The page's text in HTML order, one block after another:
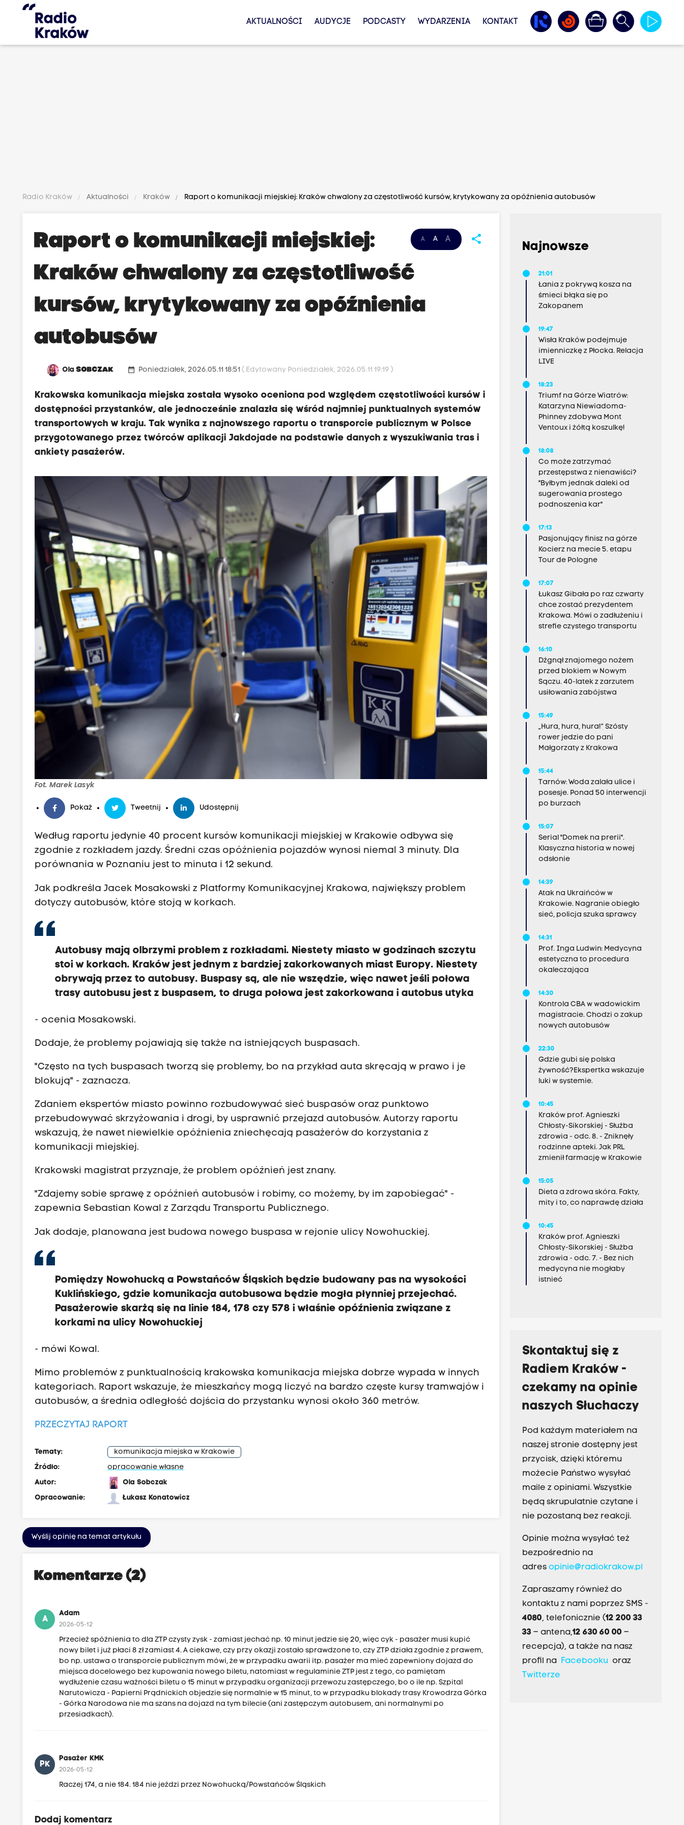
AKTUALNOŚCI AUDYCJE PODCASTY WYDARZENIA KONTAKT
Radio Kraków Aktualności Kraków Raport o komunikacji miejskiej: Kraków chwalony za częstotliwość kursów, krytykowany za opóźnienia autobusów
A A A share
Raport o komunikacji miejskiej:
Kraków chwalony za częstotliwość
kursów, krytykowany za opóźnienia
autobusów
OlaSOBCZAK date_range Poniedziałek, 2026.05.11 18:51( Edytowany Poniedziałek, 2026.05.11 19:19 )
Krakowska komunikacja miejska została wysoko oceniona pod względem częstotliwości kursów i
dostępności przystanków, ale jednocześnie znalazła się wśród najmniej punktualnych systemów
transportowych w kraju. Tak wynika z najnowszego raportu o transporcie publicznym w Polsce
przygotowanego przez twórców aplikacji Jakdojade na podstawie danych z wyszukiwania tras i
ankiety pasażerów.
Fot. Marek Lasyk
Pokaż Tweetnij Udostępnij
Według raportu jedynie 40 procent kursów komunikacji miejskiej w Krakowie odbywa się
zgodnie z rozkładem jazdy. Średni czas opóźnienia pojazdów wynosi niemal 3 minuty. Dla
porównania w Poznaniu jest to minuta i 12 sekund.
Jak podkreśla Jacek Mosakowski z Platformy Komunikacyjnej Krakowa, największy problem
dotyczy autobusów, które stoją w korkach.
Autobusy mają olbrzymi problem z rozkładami. Niestety miasto w godzinach szczytu
stoi w korkach. Kraków jest jednym z bardziej zakorkowanych miast Europy. Niestety
obrywają przez to autobusy. Buspasy są, ale nie wszędzie, więc nawet jeśli połowa
trasy autobusu jest z buspasem, to druga połowa jest zakorkowana i autobus utyka
- ocenia Mosakowski.
Dodaje, że problemy pojawiają się także na istniejących buspasach.
"Często na tych buspasach tworzą się problemy, bo na przykład auta skręcają w prawo i je
blokują" - zaznacza.
Zdaniem ekspertów miasto powinno rozbudowywać sieć buspasów oraz punktowo
przebudowywać skrzyżowania i drogi, by usprawnić przejazd autobusów. Autorzy raportu
wskazują, że nawet niewielkie opóźnienia zniechęcają pasażerów do korzystania z
komunikacji miejskiej.
Krakowski magistrat przyznaje, że problem opóźnień jest znany.
"Zdajemy sobie sprawę z opóźnień autobusów i robimy, co możemy, by im zapobiegać" -
zapewnia Sebastian Kowal z Zarządu Transportu Publicznego.
Jak dodaje, planowana jest budowa nowego buspasa w rejonie ulicy Nowohuckiej.
Pomiędzy Nowohucką a Powstańców Śląskich będzie budowany pas na wysokości
Kuklińskiego, gdzie komunikacja autobusowa będzie mogła płynniej przejechać.
Pasażerowie skarżą się na linie 184, 178 czy 578 i właśnie opóźnienia związane z
korkami na ulicy Nowohuckiej
- mówi Kowal.
Mimo problemów z punktualnością krakowska komunikacja miejska dobrze wypada w innych
kategoriach. Raport wskazuje, że mieszkańcy mogą liczyć na bardzo częste kursy tramwajów i
autobusów, a średnia odległość dojścia do przystanku wynosi około 360 metrów.
PRZECZYTAJ RAPORT
Tematy:
komunikacja miejska w Krakowie
Źródło:
opracowanie własne
Autor:
Ola Sobczak
Opracowanie:
Łukasz Konatowicz
Wyślij opinię na temat artykułu
Komentarze (2)
A
Adam
2026-05-12
Przecież spóźnienia to dla ZTP czysty zysk - zamiast jechać np. 10 minut jedzie się 20, więc cyk - pasażer musi kupić
nowy bilet i już płaci 8 zł zamiast 4. A ciekawe, czy przy okazji zostało sprawdzone to, czy ZTP działa zgodnie z prawem,
bo np. ustawa o transporcie publicznym mówi, że w przypadku awarii itp. pasażer ma mieć zapewniony dojazd do
miejsca docelowego bez kupowania nowego biletu, natomiast w regulaminie ZTP jest z tego, co pamiętam
wydłużenie czasu ważności biletu o 15 minut w przypadku organizacji przewozu zastępczego, bo o ile np. Szpital
Narutowicza - Papierni Prądnickich objedzie się normalnie w 15 minut, to w przypadku blokady trasy Krowodrza Górka
- Górka Narodowa nie ma szans na dojazd na tym bilecie (ani zastępczym autobusem, ani normalnymi po
przesiadkach).
PK
Pasażer KMK
2026-05-12
Raczej 174, a nie 184. 184 nie jeździ przez Nowohucką/Powstańców Śląskich
Dodaj komentarz
Najnowsze
21:01
Łania z pokrywą kosza na
śmieci błąka się po
Zakopanem
19:47
Wisła Kraków podejmuje
imienniczkę z Płocka. Relacja
LIVE
18:23
Triumf na Górze Wiatrów:
Katarzyna Niewiadoma-
Phinney zdobywa Mont
Ventoux i żółtą koszulkę!
18:08
Co może zatrzymać
przestępstwa z nienawiści?
"Byłbym jednak daleki od
sugerowania prostego
podnoszenia kar"
17:13
Pasjonujący finisz na górze
Kocierz na mecie 5. etapu
Tour de Pologne
17:07
Łukasz Gibała po raz czwarty
chce zostać prezydentem
Krakowa. Mówi o zadłużeniu i
strefie czystego transportu
16:10
Dźgnął znajomego nożem
przed blokiem w Nowym
Sączu. 40-latek z zarzutem
usiłowania zabójstwa
15:49
„Hura, hura, hura!” Szósty
rower jedzie do pani
Małgorzaty z Krakowa
15:44
Tarnów: Woda zalała ulice i
posesje. Ponad 50 interwencji
po burzach
15:07
Serial "Domek na prerii".
Klasyczna historia w nowej
odsłonie
14:39
Atak na Ukraińców w
Krakowie. Nagranie obiegło
sieć, policja szuka sprawcy
14:31
Prof. Inga Ludwin: Medycyna
estetyczna to procedura
okaleczająca
14:30
Kontrola CBA w wadowickim
magistracie. Chodzi o zakup
nowych autobusów
22:30
Gdzie gubi się polska
żywność?Ekspertka wskazuje
luki w systemie.
10:45
Kraków prof. Agnieszki
Chłosty-Sikorskiej - Służba
zdrowia - odc. 8. - Zniknęły
rodzinne apteki. Jak PRL
zmienił farmację w Krakowie
15:05
Dieta a zdrowa skóra. Fakty,
mity i to, co naprawdę działa
10:45
Kraków prof. Agnieszki
Chłosty-Sikorskiej - Służba
zdrowia - odc. 7. - Bez nich
medycyna nie mogłaby
istnieć
Skontaktuj się z
Radiem Kraków -
czekamy na opinie
naszych Słuchaczy
Pod każdym materiałem na
naszej stronie dostępny jest
przycisk, dzięki któremu
możecie Państwo wysyłać
maile z opiniami. Wszystkie
będą skrupulatnie czytane i
nie pozostaną bez reakcji.
Opinie można wysyłać też
bezpośrednio na
adres opinie@radiokrakow.pl
Zapraszamy również do
kontaktu z nami poprzez SMS -
4080, telefonicznie (12 200 33
33– antena,12 630 60 00 –
recepcja), a także na nasz
profil na Facebookuoraz
Twitterze